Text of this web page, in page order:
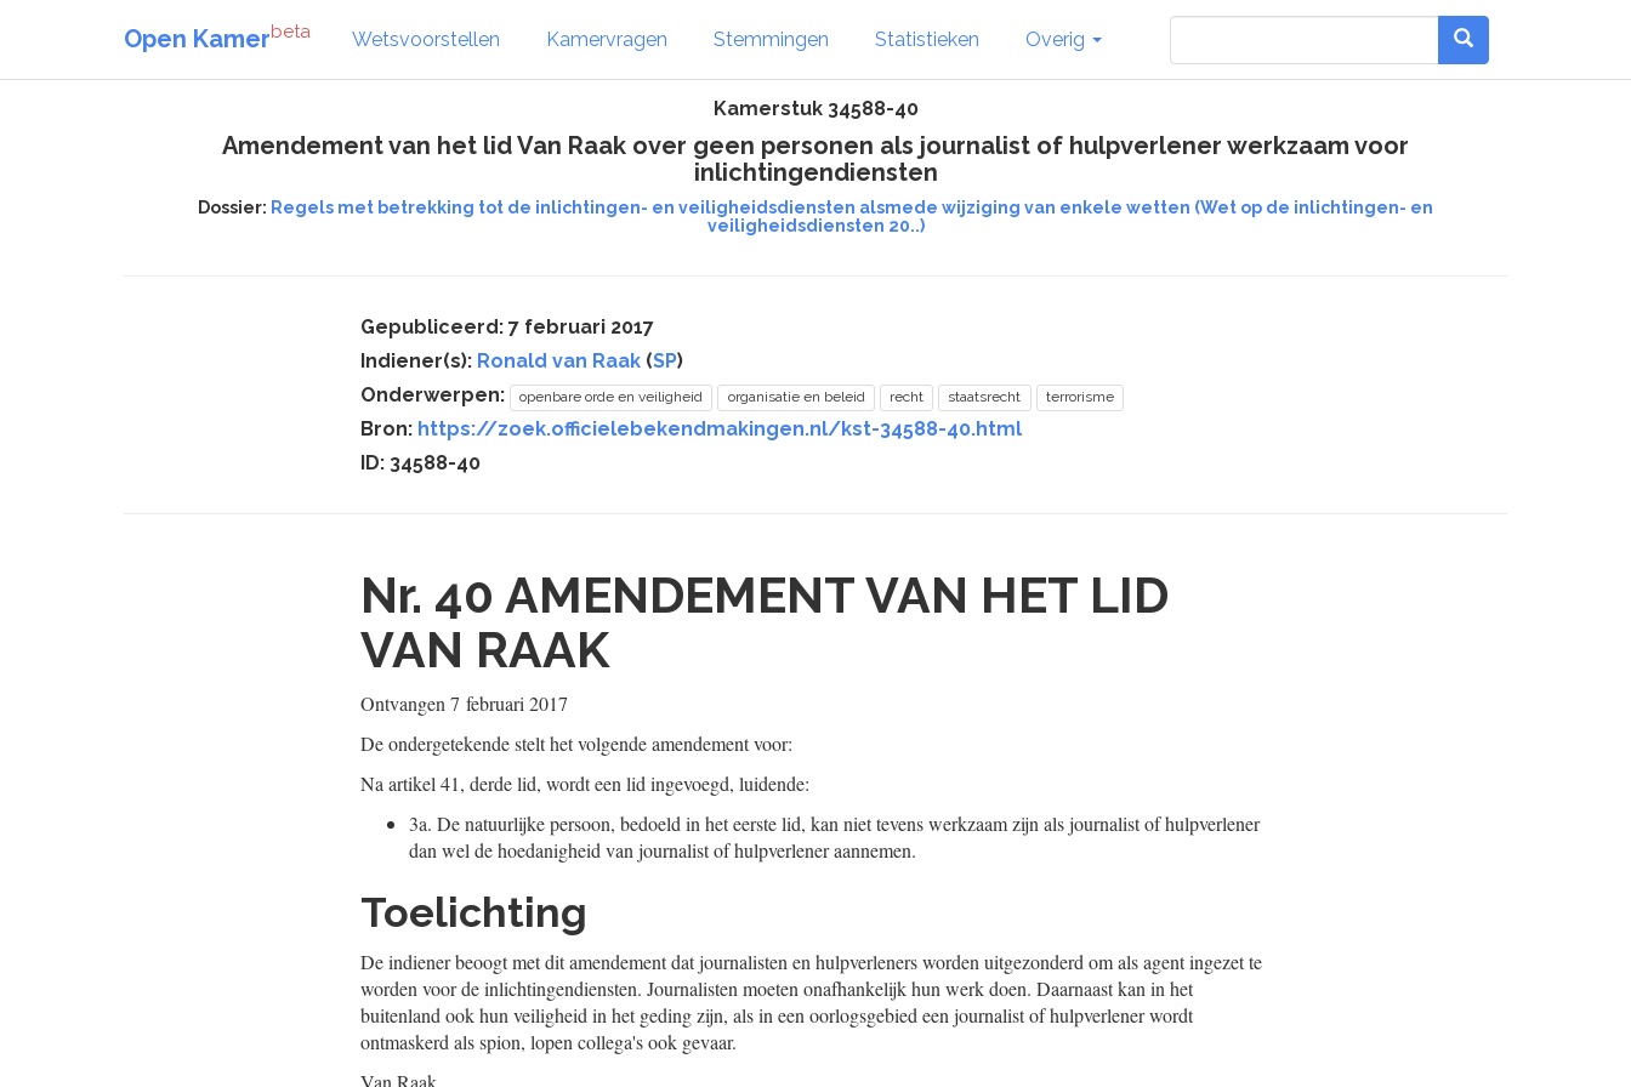
Open Kamerbeta Wetsvoorstellen Kamervragen Stemmingen Statistieken Overig
Kamerstuk 34588-40
Amendement van het lid Van Raak over geen personen als journalist of hulpverlener werkzaam voor
inlichtingendiensten
Dossier: Regels met betrekking tot de inlichtingen- en veiligheidsdiensten alsmede wijziging van enkele wetten (Wet op de inlichtingen- en
veiligheidsdiensten 20..)
Gepubliceerd: 7 februari 2017
Indiener(s): Ronald van Raak (SP)
Onderwerpen:
openbare orde en veiligheid organisatie en beleid recht staatsrecht terrorisme
Bron: https://zoek.officielebekendmakingen.nl/kst-34588-40.html
ID: 34588-40
Nr. 40 AMENDEMENT VAN HET LID
VAN RAAK
Ontvangen 7 februari 2017
De ondergetekende stelt het volgende amendement voor:
Na artikel 41, derde lid, wordt een lid ingevoegd, luidende:
3a. De natuurlijke persoon, bedoeld in het eerste lid, kan niet tevens werkzaam zijn als journalist of hulpverlener
dan wel de hoedanigheid van journalist of hulpverlener aannemen.
Toelichting
De indiener beoogt met dit amendement dat journalisten en hulpverleners worden uitgezonderd om als agent ingezet te
worden voor de inlichtingendiensten. Journalisten moeten onafhankelijk hun werk doen. Daarnaast kan in het
buitenland ook hun veiligheid in het geding zijn, als in een oorlogsgebied een journalist of hulpverlener wordt
ontmaskerd als spion, lopen collega's ook gevaar.
Van Raak